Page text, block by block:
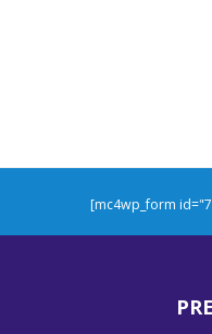
[mc4wp_form